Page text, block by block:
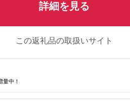
詳細を見る
この返礼品の取扱いサイト
中！